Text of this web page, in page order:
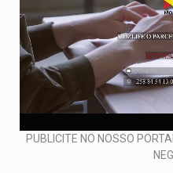
PUBLICITE NO NOSSO